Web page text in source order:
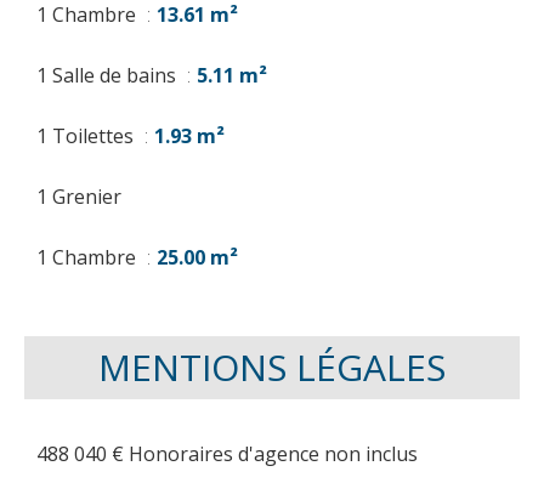
1 Chambre 13.61 m²
1 Salle de bains 5.11 m²
1 Toilettes 1.93 m²
1 Grenier
1 Chambre 25.00 m²
MENTIONS LÉGALES
488 040 € Honoraires d'agence non inclus